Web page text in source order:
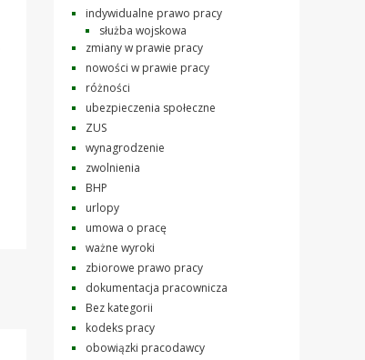
indywidualne prawo pracy
służba wojskowa
zmiany w prawie pracy
nowości w prawie pracy
różności
ubezpieczenia społeczne
ZUS
wynagrodzenie
zwolnienia
BHP
urlopy
umowa o pracę
ważne wyroki
zbiorowe prawo pracy
dokumentacja pracownicza
Bez kategorii
kodeks pracy
obowiązki pracodawcy